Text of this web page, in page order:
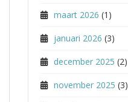
maart 2026 (1)
januari 2026 (3)
december 2025 (2)
november 2025 (3)